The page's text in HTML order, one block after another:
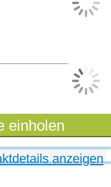
einholen
anzeigen